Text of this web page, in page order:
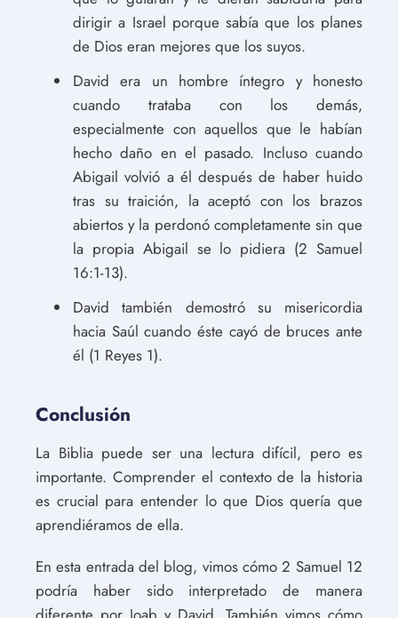
dirigir a Israel porque sabía que los planes
de Dios eran mejores que los suyos.
David era un hombre íntegro y honesto
cuando trataba con los demás,
especialmente con aquellos que le habían
hecho daño en el pasado. Incluso cuando
Abigail volvió a él después de haber huido
tras su traición, la aceptó con los brazos
abiertos y la perdonó completamente sin que
la propia Abigail se lo pidiera (2 Samuel
16:1-13).
David también demostró su misericordia
hacia Saúl cuando éste cayó de bruces ante
él (1 Reyes 1).
Conclusión
La Biblia puede ser una lectura difícil, pero es
importante. Comprender el contexto de la historia
es crucial para entender lo que Dios quería que
aprendiéramos de ella.
En esta entrada del blog, vimos cómo 2 Samuel 12
podría haber sido interpretado de manera